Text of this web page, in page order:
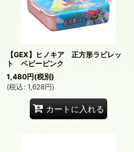
【GEX】ヒノキア 正方形ラビレッ
ト ベビーピンク
1,480円(税別)
(税込 : 1,628円)
カートに入れる